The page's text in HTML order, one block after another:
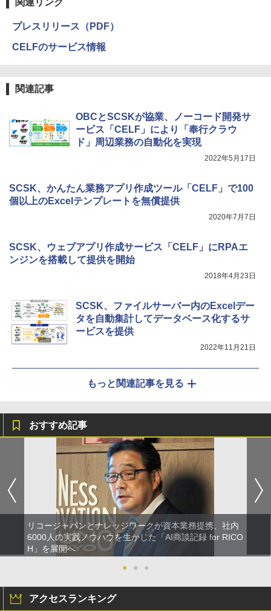
関連リンク
プレスリリース（PDF）
CELFのサービス情報
関連記事
OBCとSCSKが協業、ノーコード開発サ
ービス「CELF」により「奉行クラウ
ド」周辺業務の自動化を実現
2022年5月17日
SCSK、かんたん業務アプリ作成ツール「CELF」で100
個以上のExcelテンプレートを無償提供
2020年7月7日
SCSK、ウェブアプリ作成サービス「CELF」にRPAエ
ンジンを搭載して提供を開始
2018年4月23日
SCSK、ファイルサーバー内のExcelデー
タを自動集計してデータベース化するサ
ービスを提供
2022年11月21日
もっと関連記事を見る
おすすめ記事
リコージャパンとナレッジワークが資本業務提携、社内
6000人の実践ノウハウを生かした「AI商談記録 for RICO
H」を展開へ
●
● ●
アクセスランキング